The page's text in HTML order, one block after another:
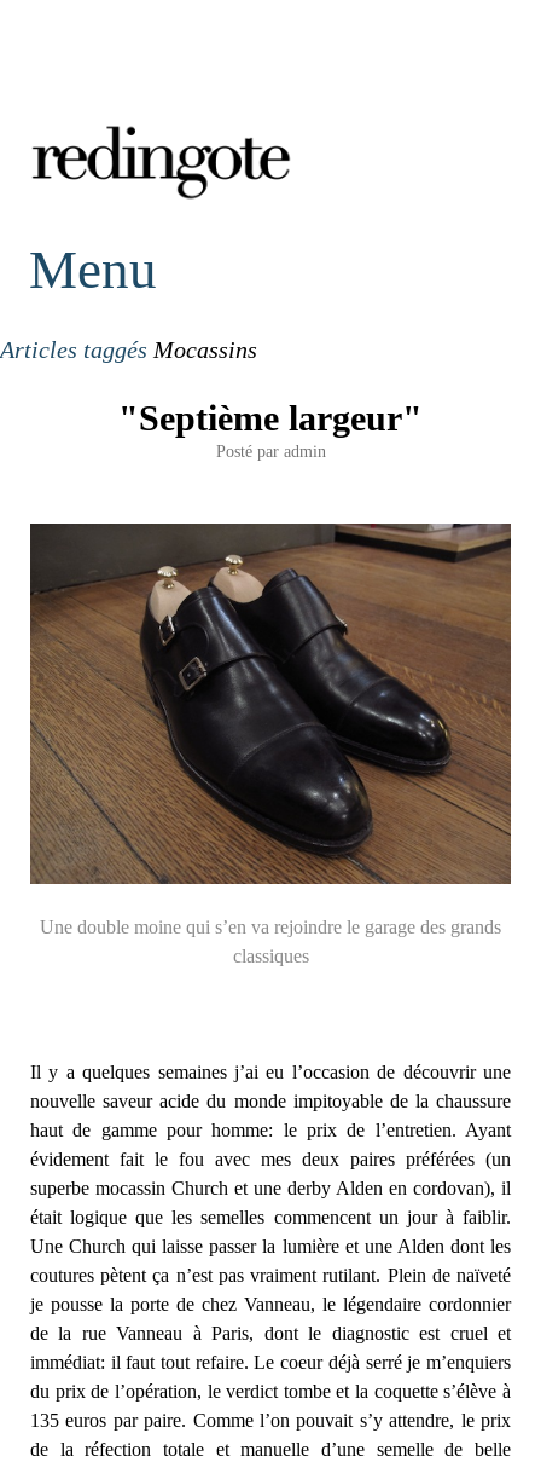
redingote.
Menu
Articles taggés Mocassins
"Septième largeur"
Posté par admin
Une double moine qui s’en va rejoindre le garage des grands
classiques
Il y a quelques semaines j’ai eu l’occasion de découvrir une
nouvelle saveur acide du monde impitoyable de la chaussure
haut de gamme pour homme: le prix de l’entretien. Ayant
évidement fait le fou avec mes deux paires préférées (un
superbe mocassin Church et une derby Alden en cordovan), il
était logique que les semelles commencent un jour à faiblir.
Une Church qui laisse passer la lumière et une Alden dont les
coutures pètent ça n’est pas vraiment rutilant. Plein de naïveté
je pousse la porte de chez Vanneau, le légendaire cordonnier
de la rue Vanneau à Paris, dont le diagnostic est cruel et
immédiat: il faut tout refaire. Le coeur déjà serré je m’enquiers
du prix de l’opération, le verdict tombe et la coquette s’élève à
135 euros par paire. Comme l’on pouvait s’y attendre, le prix
de la réfection totale et manuelle d’une semelle de belle